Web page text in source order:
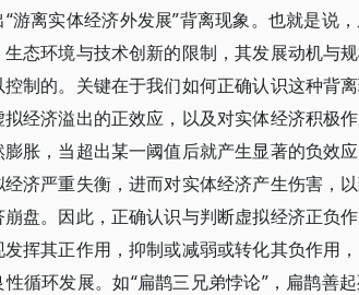
游离实体经济外发展”背离现象。也就是说
态环境与技术创新的限制，其发展动机与
制的。关键在于我们如何正确认识这种背
经济溢出的正效应，以及对实体经济积极
胀，当超出某一阈值后就产生显著的负效
济严重失衡，进而对实体经济产生伤害，
盘。因此，正确认识与判断虚拟经济正负
挥其正作用，抑制或减弱或转化其负作用
循环发展。如“扁鹊三兄弟悖论”，扁鹊善